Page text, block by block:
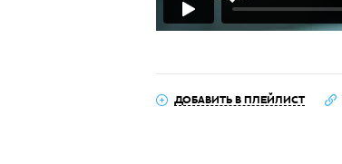
ДОБАВИТЬ В ПЛЕЙЛИСТ